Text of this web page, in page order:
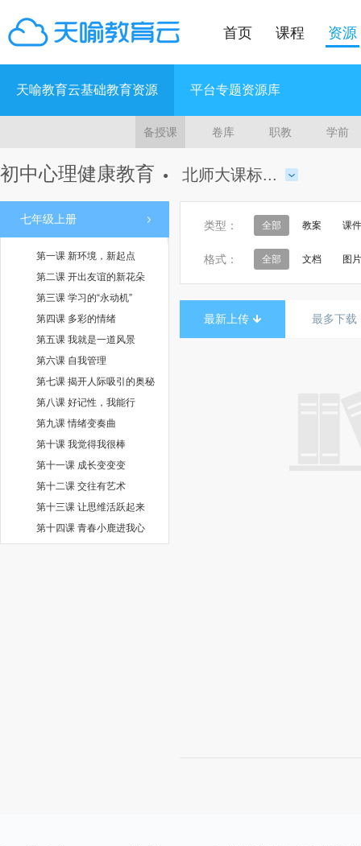
首页 课程 资源
天喻教育云基础教育资源 平台专题资源库
备授课 卷库 职教 学前
初中心理健康教育 ● 北师大课标...
七年级上册
第一课 新环境，新起点
第二课 开出友谊的新花朵
第三课 学习的“永动机”
第四课 多彩的情绪
第五课 我就是一道风景
第六课 自我管理
第七课 揭开人际吸引的奥秘
第八课 好记性，我能行
第九课 情绪变奏曲
第十课 我觉得我很棒
第十一课 成长变变变
第十二课 交往有艺术
第十三课 让思维活跃起来
第十四课 青春小鹿进我心
类型： 全部 教案 课件
格式： 全部 文档 图片
最新上传 最多下载